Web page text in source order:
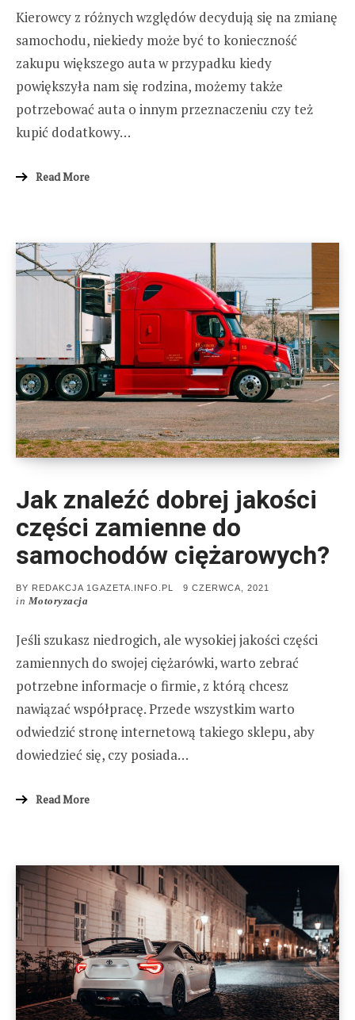
Kierowcy z różnych względów decydują się na zmianę
samochodu, niekiedy może być to konieczność
zakupu większego auta w przypadku kiedy
powiększyła nam się rodzina, możemy także
potrzebować auta o innym przeznaczeniu czy też
kupić dodatkowy…
Read More
Jak znaleźć dobrej jakości
części zamienne do
samochodów ciężarowych?
BY REDAKCJA 1GAZETA.INFO.PL
POSTED
9 CZERWCA, 2021
in Motoryzacja
Jeśli szukasz niedrogich, ale wysokiej jakości części
zamiennych do swojej ciężarówki, warto zebrać
potrzebne informacje o firmie, z którą chcesz
nawiązać współpracę. Przede wszystkim warto
odwiedzić stronę internetową takiego sklepu, aby
dowiedzieć się, czy posiada…
Read More